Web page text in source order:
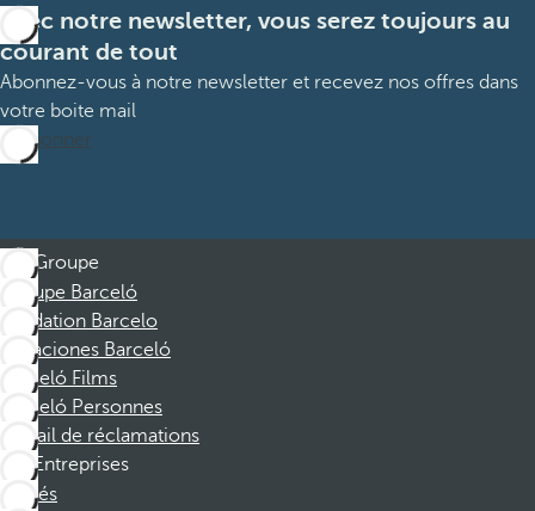
Avec notre newsletter, vous serez toujours au
courant de tout
Abonnez-vous à notre newsletter et recevez nos offres dans
votre boite mail
M’abonner
Groupe
Groupe Barceló
Fondation Barcelo
Vacaciones Barceló
Barceló Films
Barceló Personnes
Portail de réclamations
Entreprises
Affiliés